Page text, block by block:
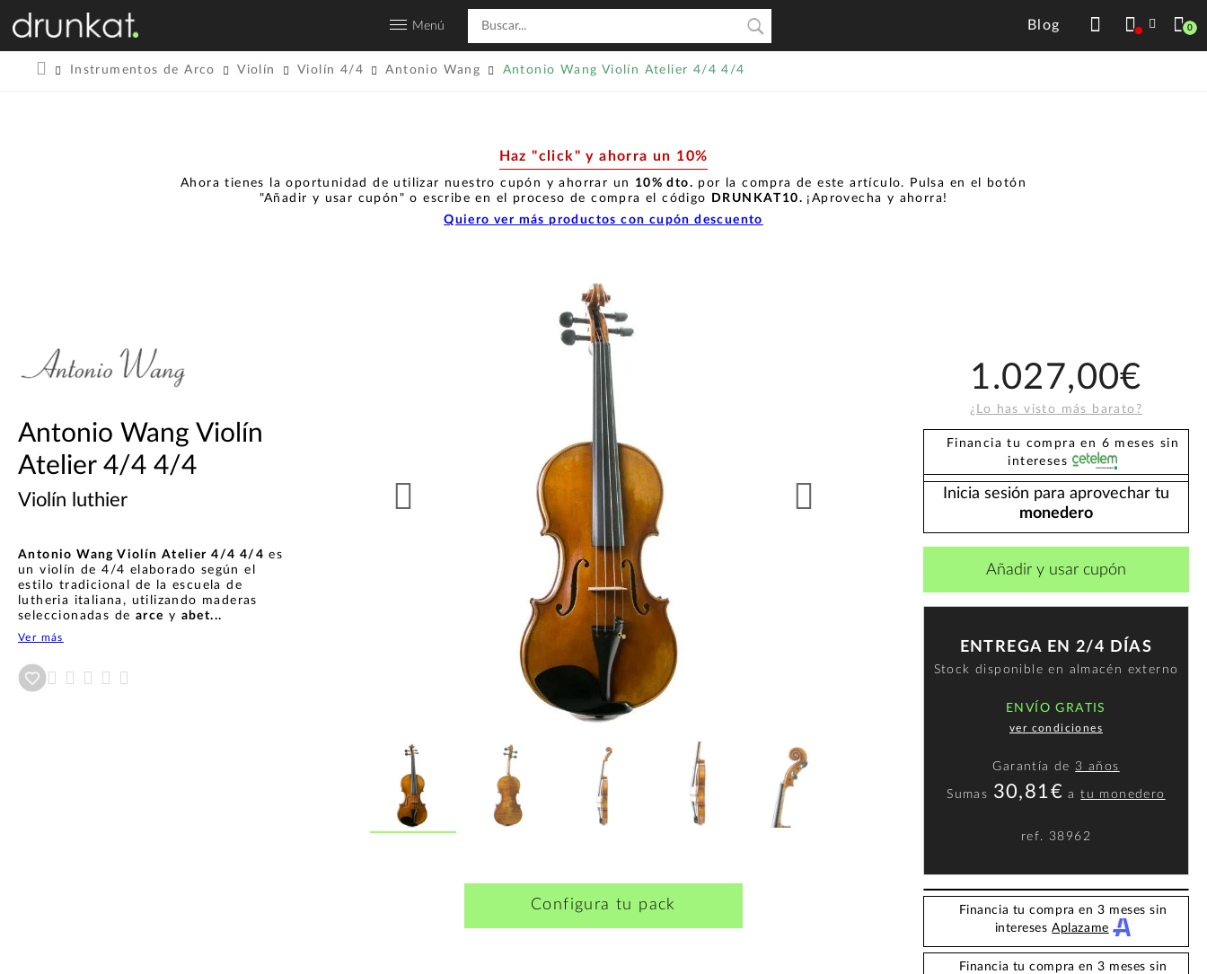
Menú Blog 0
Instrumentos de Arco Violín Violín 4/4 Antonio Wang Antonio Wang Violín Atelier 4/4 4/4
Haz "click" y ahorra un 10%
Ahora tienes la oportunidad de utilizar nuestro cupón y ahorrar un 10% dto. por la compra de este artículo. Pulsa en el botón
"Añadir y usar cupón" o escribe en el proceso de compra el código
DRUNKAT10. ¡Aprovecha y ahorra!
Quiero ver más productos con cupón descuento
Antonio Wang Violín
Atelier 4/4 4/4
Violín luthier
Antonio Wang Violín Atelier 4/4 4/4 es
un violín de 4/4 elaborado según el
estilo tradicional de la escuela de
lutheria italiana, utilizando maderas
seleccionadas de arce y abet...
Ver más
Configura tu pack
1.027,00€
¿Lo has visto más barato?
Financia tu compra en 6 meses sin
intereses
Inicia sesión para aprovechar tu
monedero
Añadir y usar cupón
ENTREGA EN 2/4 DÍAS
Stock disponible en almacén externo
ENVÍO GRATIS
ver condiciones
Garantía de 3 años
Sumas 30,81€ atu monedero
ref. 38962
Financia tu compra en 3 meses sin
interesesAplazame
Financia tu compra en 3 meses sin